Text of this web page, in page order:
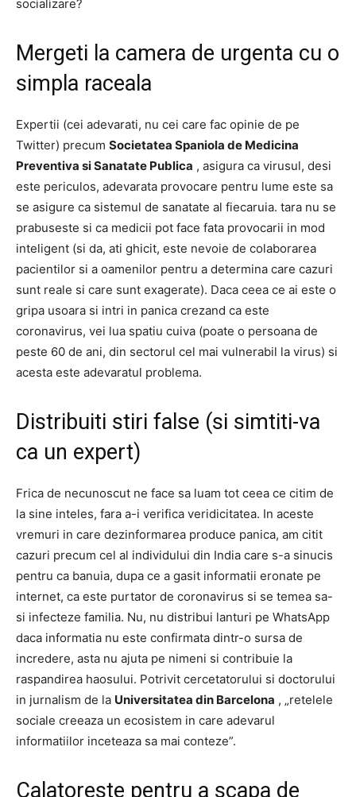
socializare?
Mergeti la camera de urgenta cu o
simpla raceala
Expertii (cei adevarati, nu cei care fac opinie de pe
Twitter) precum Societatea Spaniola de Medicina
Preventiva si Sanatate Publica , asigura ca virusul, desi
este periculos, adevarata provocare pentru lume este sa
se asigure ca sistemul de sanatate al fiecaruia. tara nu se
prabuseste si ca medicii pot face fata provocarii in mod
inteligent (si da, ati ghicit, este nevoie de colaborarea
pacientilor si a oamenilor pentru a determina care cazuri
sunt reale si care sunt exagerate). Daca ceea ce ai este o
gripa usoara si intri in panica crezand ca este
coronavirus, vei lua spatiu cuiva (poate o persoana de
peste 60 de ani, din sectorul cel mai vulnerabil la virus) si
acesta este adevaratul problema.
Distribuiti stiri false (si simtiti-va
ca un expert)
Frica de necunoscut ne face sa luam tot ceea ce citim de
la sine inteles, fara a-i verifica veridicitatea. In aceste
vremuri in care dezinformarea produce panica, am citit
cazuri precum cel al individului din India care s-a sinucis
pentru ca banuia, dupa ce a gasit informatii eronate pe
internet, ca este purtator de coronavirus si se temea sa-
si infecteze familia. Nu, nu distribui lanturi pe WhatsApp
daca informatia nu este confirmata dintr-o sursa de
incredere, asta nu ajuta pe nimeni si contribuie la
raspandirea haosului. Potrivit cercetatorului si doctorului
in jurnalism de la Universitatea din Barcelona , ​​„retelele
sociale creeaza un ecosistem in care adevarul
informatiilor inceteaza sa mai conteze”.
Calatoreste pentru a scapa de